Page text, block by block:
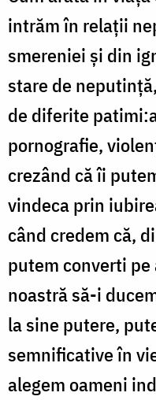
intrăm în relații
smereniei și din
stare de
de diferite patimi:
pornografie,
crezând că îi
vindeca prin
când credem că,
putem converti
noastră să-i
la sine putere,
semnificative în
alegem oameni